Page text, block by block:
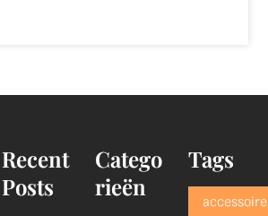
Recent
Posts
Catego
rieën
Tags